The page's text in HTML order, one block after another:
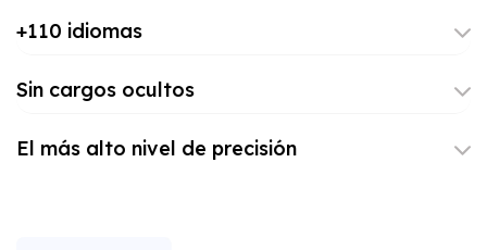
+110 idiomas
Sin cargos ocultos
El más alto nivel de precisión